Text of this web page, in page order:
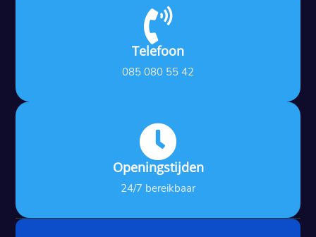

Telefoon
085 080 55 42

Openingstijden
24/7 bereikbaar